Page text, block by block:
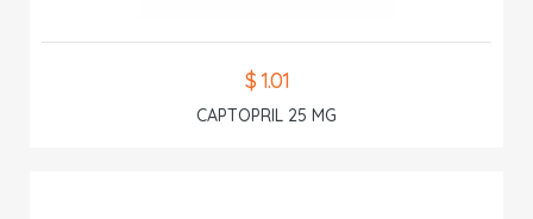
$ 1.01
CAPTOPRIL 25 MG